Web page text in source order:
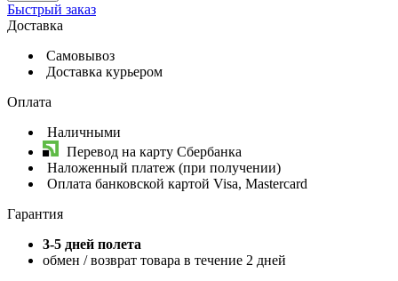
Быстрый заказ
Доставка
Самовывоз
Доставка курьером
Оплата
Наличными
Перевод на карту Сбербанка
Наложенный платеж (при получении)
Оплата банковской картой Visa, Mastercard
Гарантия
3-5 дней полета
обмен / возврат товара в течение 2 дней